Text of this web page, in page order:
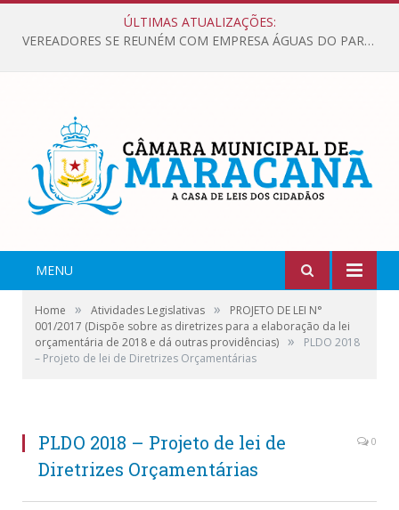
ÚLTIMAS ATUALIZAÇÕES:
VEREADORES SE REUNÉM COM EMPRESA ÁGUAS DO PARÁ, PARA APRESENTAR REIVINDICAÇÕES E MELHORIAS NA QUALIDADE DOS SERVIÇOS OFERECIDOS Á POPULAÇÃO.
MENU
Home » Atividades Legislativas »
PROJETO DE LEI N°
001/2017 (Dispõe sobre as diretrizes para a elaboração da lei
orçamentária de 2018 e dá outras providências) »
PLDO 2018
– Projeto de lei de Diretrizes Orçamentárias
PLDO 2018 – Projeto de lei de
Diretrizes Orçamentárias
0